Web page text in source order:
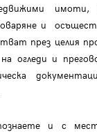
имоти,
и
през целия
огледи и
и с